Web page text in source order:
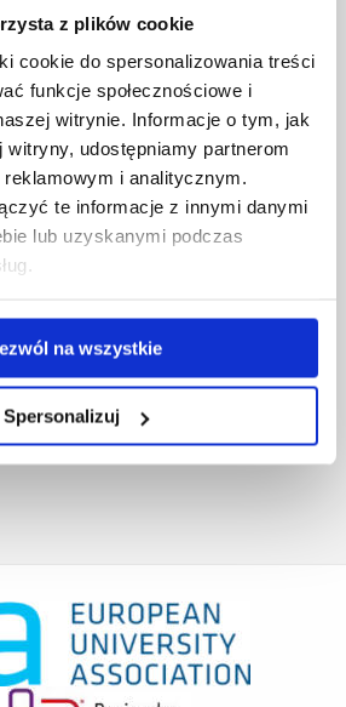
z plików cookie
cookie do spersonalizowania treści
funkcje społecznościowe i
witrynie. Informacje o tym, jak
udostępniamy partnerom
reklamowym i analitycznym.
te informacje z innymi danymi
lub uzyskanymi podczas
na wszystkie
Spersonalizuj
przez UE